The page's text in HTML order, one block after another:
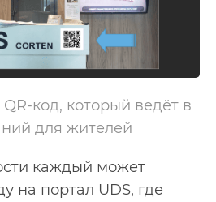
код, который ведёт в
для жителей
каждый может
на портал UDS, где